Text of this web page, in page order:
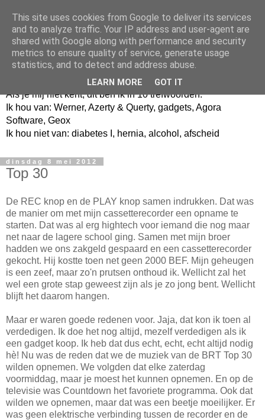
Jangeox' blog
Als je mij niet kent, dit ben ik in 10 trefwoorden.
Ik hou van: Werner, Azerty & Querty, gadgets, Agora
Software, Geox
Ik hou niet van: diabetes I, hernia, alcohol, afscheid
dinsdag 8 mei 2012
Top 30
De REC knop en de PLAY knop samen indrukken. Dat was
de manier om met mijn cassetterecorder een opname te
starten. Dat was al erg hightech voor iemand die nog maar
net naar de lagere school ging. Samen met mijn broer
hadden we ons zakgeld gespaard en een cassetterecorder
gekocht. Hij kostte toen net geen 2000 BEF. Mijn geheugen
is een zeef, maar zo'n prutsen onthoud ik. Wellicht zal het
wel een grote stap geweest zijn als je zo jong bent. Wellicht
blijft het daarom hangen.
Maar er waren goede redenen voor. Jaja, dat kon ik toen al
verdedigen. Ik doe het nog altijd, mezelf verdedigen als ik
een gadget koop. Ik heb dat dus echt, echt, echt altijd nodig
hè! Nu was de reden dat we de muziek van de BRT Top 30
wilden opnemen. We volgden dat elke zaterdag
voormiddag, maar je moest het kunnen opnemen. En op de
televisie was Countdown het favoriete programma. Ook dat
wilden we opnemen, maar dat was een beetje moeilijker. Er
was geen elektrische verbinding tussen de recorder en de
This site uses cookies from Google to deliver its services
and to analyze traffic. Your IP address and user-agent are
shared with Google along with performance and security
metrics to ensure quality of service, generate usage
statistics, and to detect and address abuse.
LEARN MORE GOT IT